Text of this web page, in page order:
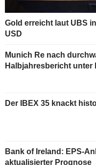
Gold erreicht laut UBS
USD
Munich Re nach
Halbjahresbericht unter
Der IBEX 35 knackt
Bank of Ireland: EPS-
aktualisierter Prognose